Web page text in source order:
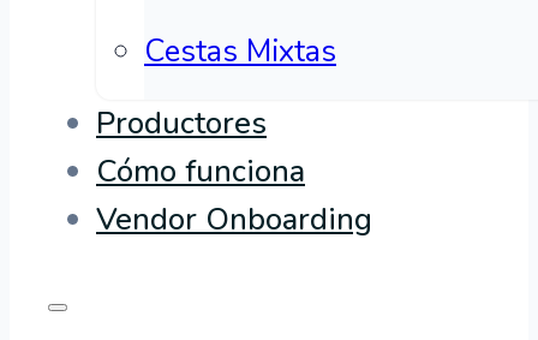
Cestas Mixtas
Productores
Cómo funciona
Vendor Onboarding